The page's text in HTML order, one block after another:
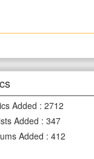
Added : 2712
Added : 347
Added : 412